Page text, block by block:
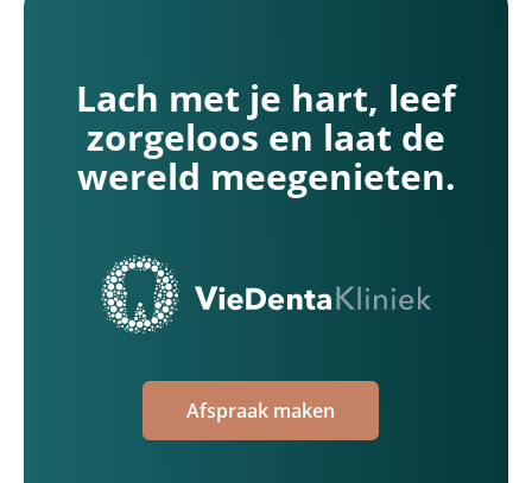
Lach met je hart, leef
zorgeloos en laat de
wereld meegenieten.
Afspraak maken